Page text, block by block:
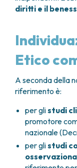
APPARATO
FIBROMI UTERINI
TUMORE
TUMORI
TUMORI
TUMORI OVAIO
TUMORI
TUMORI
TUMORI
TUMORI VULVA
TUMORI DI
LEUCEMIE
BREAST UNIT
CHIRURGIA
CHIRURGIA
CHIRURGIA
CHIRURGIA
CHIRURGIA
DIGESTIVA
CANDIOLO
DOCUMENTI
LISTE
GENOMICS
RICERCA
SOSTIENI LA
SOSTIENI
diritti e il
Etico
A seconda della
riferimento è:
per glistudi
promotore
nazionale
per glistudi